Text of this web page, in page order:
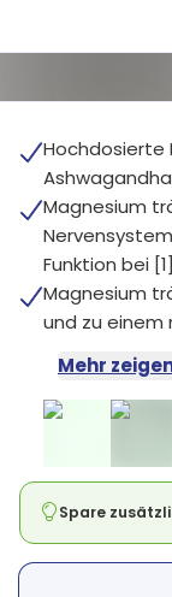
Hochdosierte
Magnesium
Funktion bei [1]
Magnesium
und zu einem
Mehr
Spare